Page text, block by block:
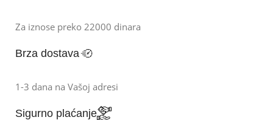
Za iznose preko 22000 dinara
Brza dostava
1-3 dana na Vašoj adresi
Sigurno plaćanje